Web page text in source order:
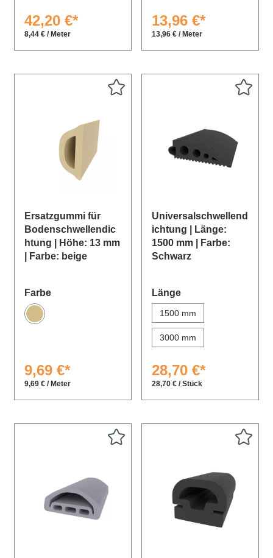
42,20 €*
8,44 € / Meter
13,96 €*
13,96 € / Meter
Ersatzgummi für
Bodenschwellendic
htung | Höhe: 13 mm
| Farbe: beige
Farbeauswählen
Beige
9,69 €*
9,69 € / Meter
Universalschwellend
ichtung | Länge:
1500 mm | Farbe:
Schwarz
Längeauswählen
1500 mm
3000 mm
28,70 €*
28,70 € / Stück